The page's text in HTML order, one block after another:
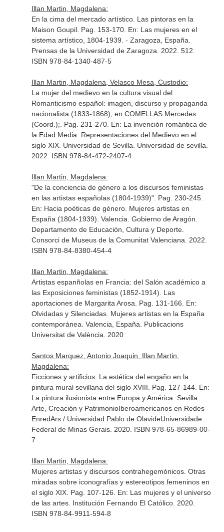
Illan Martin, Magdalena:
En la cima del mercado artístico. Las pintoras en la
Maison Goupil. Pag. 153-170. En: Las mujeres en el
sistema artístico, 1804-1939 . - Zaragoza, España.
Prensas de la Universidad de Zaragoza. 2022. 512.
ISBN 978-84-1340-487-5
Illan Martin, Magdalena, Velasco Mesa, Custodio:
La mujer del medievo en la cultura visual del
Romanticismo español: imagen, discurso y propaganda
nacionalista (1833-1868), en COMELLAS Mercedes
(Coord.);. Pag. 231-270. En: La invención romántica de
la Edad Media. Representaciones del Medievo en el
siglo XIX. Universidad de Sevilla. Universidad de sevilla.
2022. ISBN 978-84-472-2407-4
Illan Martin, Magdalena:
"De la conciencia de género a los discursos feministas
en las artistas españolas (1804-1939)". Pag. 230-245.
En: Hacia poéticas de género. Mujeres artistas en
España (1804-1939) . Valencia. Gobierno de Aragón.
Departamento de Educación, Cultura y Deporte.
Consorci de Museus de la Comunitat Valenciana. 2022.
ISBN 978-84-8380-454-4
Illan Martin, Magdalena:
Artistas espanñolas en Francia: del Salón académico a
las Exposiciones feministas (1852-1914). Las
aportaciones de Margarita Arosa. Pag. 131-166. En:
Olvidadas y Silenciadas. Mujeres artistas en la España
contemporánea . Valencia, España. Publicacions
Universitat de València. 2020
Santos Marquez, Antonio Joaquin, Illan Martin,
Magdalena:
Ficciones y artificios. La estética del engaño en la
pintura mural sevillana del siglo XVIII. Pag. 127-144. En:
La pintura ilusionista entre Europa y América . Sevilla.
Arte, Creación y PatrimonioIberoamericanos en Redes -
EnredArs / Universidad Pablo de OlavideUniversidade
Federal de Minas Gerais. 2020. ISBN 978-65-86989-00-
7
Illan Martin, Magdalena:
Mujeres artistas y discursos contrahegemónicos. Otras
miradas sobre iconografías y estereotipos femeninos en
el siglo XIX. Pag. 107-126. En: Las mujeres y el universo
de las artes. Institución Fernando El Católico. 2020.
ISBN 978-84-9911-594-8